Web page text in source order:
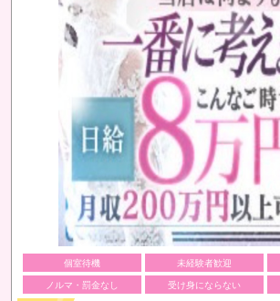
個室待機 未経験者歓迎
ノルマ・罰金なし
受け身にならない